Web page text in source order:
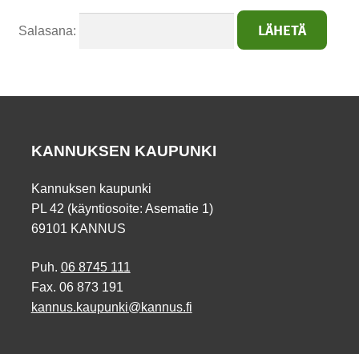
Salasana:
KANNUKSEN KAUPUNKI
Kannuksen kaupunki
PL 42 (käyntiosoite: Asematie 1)
69101 KANNUS
Puh. 06 8745 111
Fax. 06 873 191
kannus.kaupunki@kannus.fi